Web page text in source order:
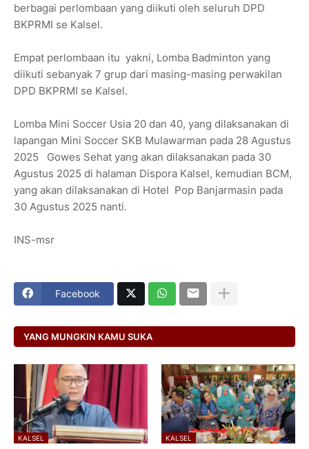
berbagai perlombaan yang diikuti oleh seluruh DPD
BKPRMI se Kalsel.
Empat perlombaan itu yakni, Lomba Badminton yang
diikuti sebanyak 7 grup dari masing-masing perwakilan
DPD BKPRMI se Kalsel.
Lomba Mini Soccer Usia 20 dan 40, yang dilaksanakan di
lapangan Mini Soccer SKB Mulawarman pada 28 Agustus
2025 Gowes Sehat yang akan dilaksanakan pada 30
Agustus 2025 di halaman Dispora Kalsel, kemudian BCM,
yang akan dilaksanakan di Hotel Pop Banjarmasin pada
30 Agustus 2025 nanti.
INS-msr
Facebook
YANG MUNGKIN KAMU SUKA
KALSEL KALSEL